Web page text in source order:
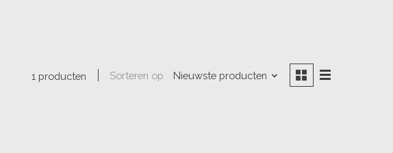
1 producten Sorteren op Nieuwste producten